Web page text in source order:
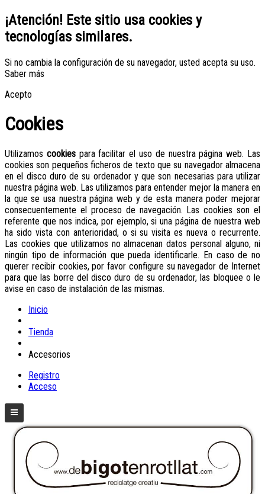
¡Atención! Este sitio usa cookies y
tecnologías similares.
Si no cambia la configuración de su navegador, usted acepta su uso.
Saber más
Acepto
Cookies
Utilizamos cookiespara facilitar el uso de nuestra página web. Las
cookies son pequeños ficheros de texto que su navegador almacena
en el disco duro de su ordenador y que son necesarias para utilizar
nuestra página web. Las utilizamos para entender mejor la manera en
la que se usa nuestra página web y de esta manera poder mejorar
consecuentemente el proceso de navegación. Las cookies son el
referente que nos indica, por ejemplo, si una página de nuestra web
ha sido vista con anterioridad, o si su visita es nueva o recurrente.
Las cookies que utilizamos no almacenan datos personal alguno, ni
ningún tipo de información que pueda identificarle. En caso de no
querer recibir cookies, por favor configure su navegador de Internet
para que las borre del disco duro de su ordenador, las bloquee o le
avise en caso de instalación de las mismas.
Inicio
Tienda
Accesorios
Registro
Acceso